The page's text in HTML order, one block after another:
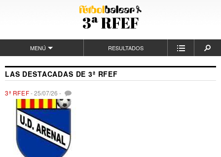
3ª RFEF
MENÚ RESULTADOS
LAS DESTACADAS DE 3ª RFEF
3ª RFEF-25/07/26 -